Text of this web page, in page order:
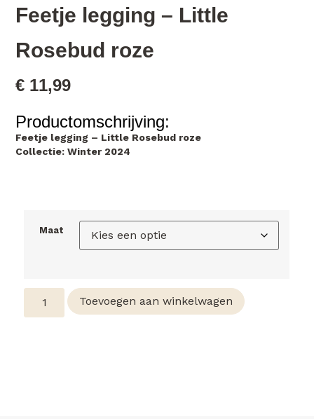
Feetje legging – Little
Rosebud roze
€ 11,99
Productomschrijving:
Feetje legging – Little Rosebud roze
Collectie: Winter 2024
Maat
Toevoegen aan winkelwagen